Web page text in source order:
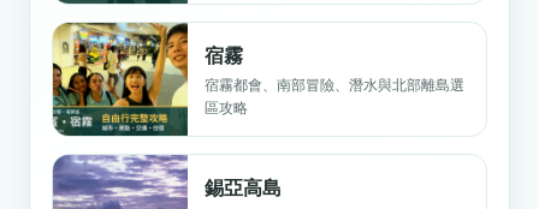
宿霧
宿霧都會、南部冒險、潛水與北部離島選
區攻略
錫亞高島